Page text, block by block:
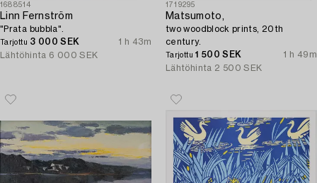
1688514
Linn Fernström
"Prata bubbla".
Tarjottu 3 000 SEK
1 h 43m
Lähtöhinta 6 000 SEK
1719295
Matsumoto,
two woodblock prints, 20th
century.
Tarjottu1 500 SEK
1 h 49m
Lähtöhinta 2 500 SEK